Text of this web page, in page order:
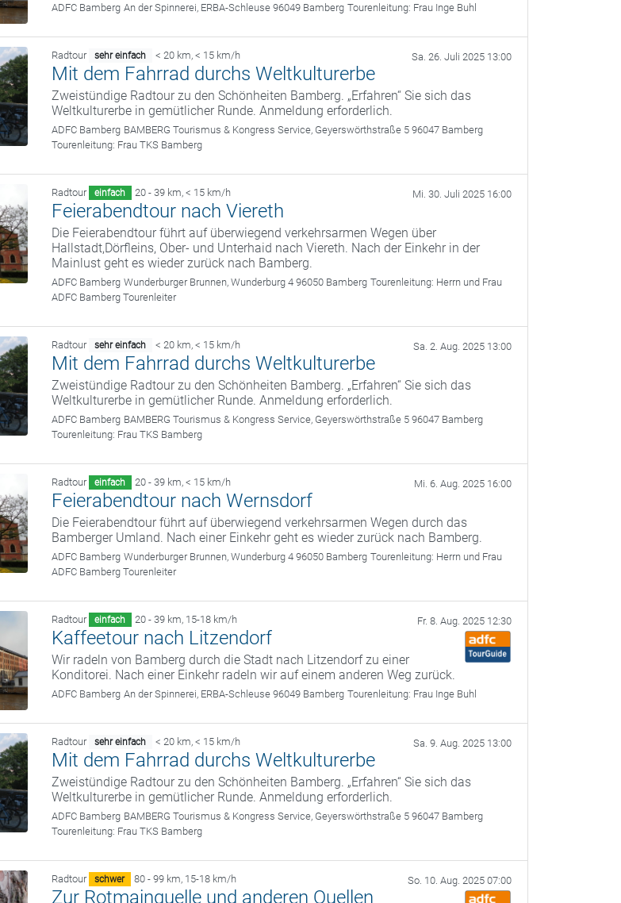
ADFC Bamberg An der Spinnerei, ERBA-Schleuse 96049 Bamberg Tourenleitung: Frau Inge Buhl
Radtour sehr einfach < 20 km, < 15 km/h Sa. 26. Juli 2025 13:00
Mit dem Fahrrad durchs Weltkulturerbe
Zweistündige Radtour zu den Schönheiten Bamberg. „Erfahren“ Sie sich das
Weltkulturerbe in gemütlicher Runde. Anmeldung erforderlich.
ADFC Bamberg BAMBERG Tourismus & Kongress Service, Geyerswörthstraße 5 96047 Bamberg
Tourenleitung: Frau TKS Bamberg
Radtour einfach 20 - 39 km, < 15 km/h Mi. 30. Juli 2025 16:00
Feierabendtour nach Viereth
Die Feierabendtour führt auf überwiegend verkehrsarmen Wegen über
Hallstadt,Dörfleins, Ober- und Unterhaid nach Viereth. Nach der Einkehr in der
Mainlust geht es wieder zurück nach Bamberg.
ADFC Bamberg Wunderburger Brunnen, Wunderburg 4 96050 Bamberg Tourenleitung: Herrn und Frau
ADFC Bamberg Tourenleiter
Radtour sehr einfach < 20 km, < 15 km/h Sa. 2. Aug. 2025 13:00
Mit dem Fahrrad durchs Weltkulturerbe
Zweistündige Radtour zu den Schönheiten Bamberg. „Erfahren“ Sie sich das
Weltkulturerbe in gemütlicher Runde. Anmeldung erforderlich.
ADFC Bamberg BAMBERG Tourismus & Kongress Service, Geyerswörthstraße 5 96047 Bamberg
Tourenleitung: Frau TKS Bamberg
Radtour einfach 20 - 39 km, < 15 km/h Mi. 6. Aug. 2025 16:00
Feierabendtour nach Wernsdorf
Die Feierabendtour führt auf überwiegend verkehrsarmen Wegen durch das
Bamberger Umland. Nach einer Einkehr geht es wieder zurück nach Bamberg.
ADFC Bamberg Wunderburger Brunnen, Wunderburg 4 96050 Bamberg Tourenleitung: Herrn und Frau
ADFC Bamberg Tourenleiter
Radtour einfach 20 - 39 km, 15-18 km/h Fr. 8. Aug. 2025 12:30
Kaffeetour nach Litzendorf
Wir radeln von Bamberg durch die Stadt nach Litzendorf zu einer
Konditorei. Nach einer Einkehr radeln wir auf einem anderen Weg zurück.
ADFC Bamberg An der Spinnerei, ERBA-Schleuse 96049 Bamberg Tourenleitung: Frau Inge Buhl
Radtour sehr einfach < 20 km, < 15 km/h Sa. 9. Aug. 2025 13:00
Mit dem Fahrrad durchs Weltkulturerbe
Zweistündige Radtour zu den Schönheiten Bamberg. „Erfahren“ Sie sich das
Weltkulturerbe in gemütlicher Runde. Anmeldung erforderlich.
ADFC Bamberg BAMBERG Tourismus & Kongress Service, Geyerswörthstraße 5 96047 Bamberg
Tourenleitung: Frau TKS Bamberg
Radtour schwer 80 - 99 km, 15-18 km/h So. 10. Aug. 2025 07:00
Zur Rotmainquelle und anderen Quellen